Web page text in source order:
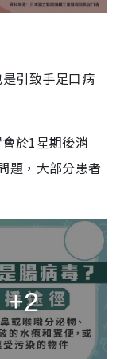
引致手足口病
於1星期後消
題，大部分患者
+2